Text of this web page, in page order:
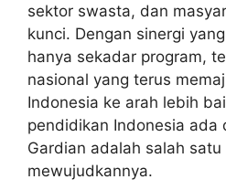
sektor swasta, dan
kunci. Dengan sinergi
hanya sekadar program,
nasional yang terus
Indonesia ke arah lebih
pendidikan Indonesia ada
Gardian adalah salah
mewujudkannya.